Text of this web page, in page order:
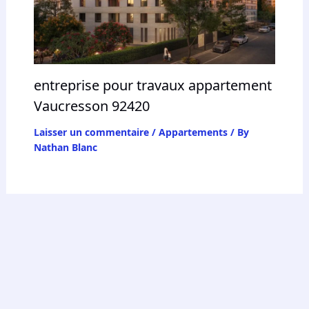
l
a
q
a
l
i
t
entreprise pour travaux appartement
Vaucresson 92420
Laisser un commentaire / Appartements/ By
Nathan Blanc